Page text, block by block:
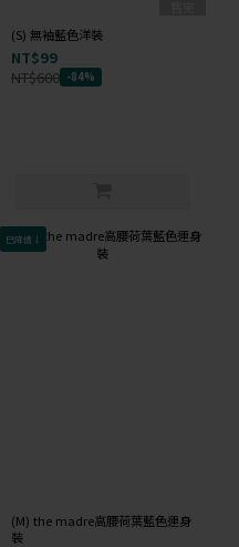
(S) 無袖藍色洋裝
NT$99
NT$600 -84%
已降價↓
(M) the madre高腰荷葉藍色連身
裝